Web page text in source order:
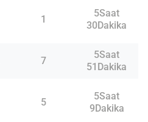
1
5Saat
30Dakika
7
5Saat
51Dakika
5
5Saat
9Dakika